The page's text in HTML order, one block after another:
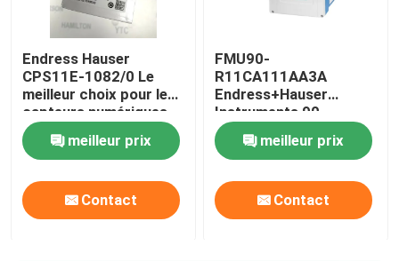
Cylindre et raccords Festo
TELEDYNE pile à combustible
Les composants de Danfoss
Composants phénix
Endress Hauser
CPS11E-1082/0 Le
meilleur choix pour les
capteurs numériques
de pH dans les milieux
industrielsmeilleur prix
Contact
FMU90-
R11CA111AA3A
Endress+Hauser
Instruments 90-
253VAC Zone non
dangereusemeilleur prix
Contact